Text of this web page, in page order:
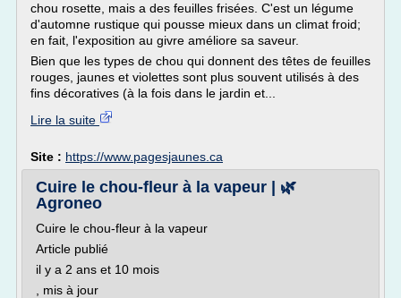
chou rosette, mais a des feuilles frisées. C'est un légume
d'automne rustique qui pousse mieux dans un climat froid;
en fait, l'exposition au givre améliore sa saveur.
Bien que les types de chou qui donnent des têtes de feuilles
rouges, jaunes et violettes sont plus souvent utilisés à des
fins décoratives (à la fois dans le jardin et...
Lire la suite
Site : https://www.pagesjaunes.ca
Cuire le chou-fleur à la vapeur | 🌿
Agroneo
Cuire le chou-fleur à la vapeur
Article publié
il y a 2 ans et 10 mois
, mis à jour